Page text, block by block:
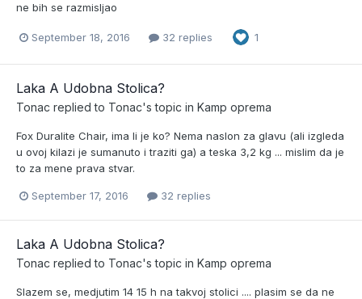
ne bih se razmisljao
September 18, 2016 32 replies 1
Laka A Udobna Stolica?
Tonac replied to Tonac's topic in Kamp oprema
Fox Duralite Chair, ima li je ko? Nema naslon za glavu (ali izgleda
u ovoj kilazi je sumanuto i traziti ga) a teska 3,2 kg ... mislim da je
to za mene prava stvar.
September 17, 2016 32 replies
Laka A Udobna Stolica?
Tonac replied to Tonac's topic in Kamp oprema
Slazem se, medjutim 14 15 h na takvoj stolici .... plasim se da ne